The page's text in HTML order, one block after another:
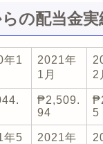
の配当金実
年1
2021年
1月
2
₱2,509.
94
5
年5
2021年